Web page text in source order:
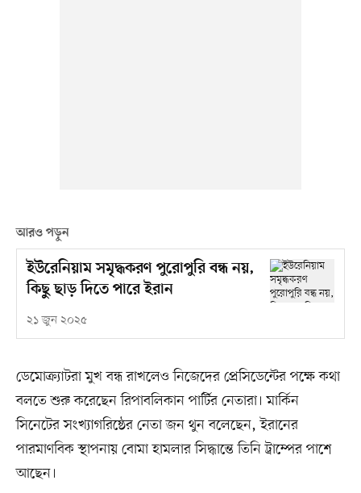
আরও পড়ুন
ইউরেনিয়াম সমৃদ্ধকরণ পুরোপুরি বন্ধ নয়,
কিছু ছাড় দিতে পারে ইরান
২১ জুন ২০২৫
ডেমোক্র্যাটরা মুখ বন্ধ রাখলেও নিজেদের প্রেসিডেন্টের পক্ষে কথা
বলতে শুরু করেছেন রিপাবলিকান পার্টির নেতারা। মার্কিন
সিনেটের সংখ্যাগরিষ্ঠের নেতা জন থুন বলেছেন, ইরানের
পারমাণবিক স্থাপনায় বোমা হামলার সিদ্ধান্তে তিনি ট্রাম্পের পাশে
আছেন।